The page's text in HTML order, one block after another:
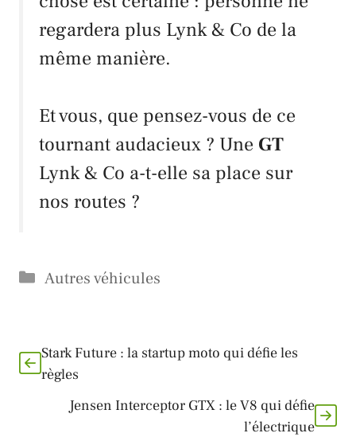
regardera plus Lynk & Co de la
même manière.
Et vous, que pensez-vous de ce
tournant audacieux ? Une GT
Lynk & Co a-t-elle sa place sur
nos routes ?
Catégories
Autres véhicules
Stark Future : la startup moto qui défie les
règles
Jensen Interceptor GTX : le V8 qui défie
l’électrique